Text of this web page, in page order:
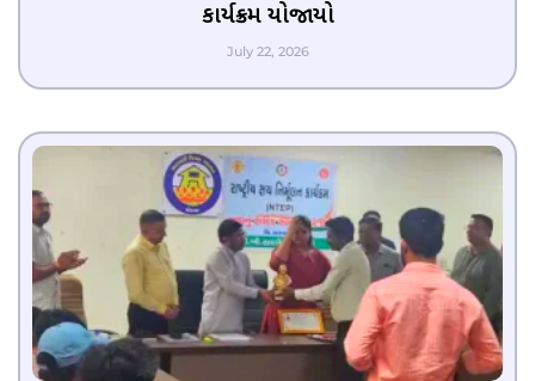
કાર્યક્રમ યોજાયો
July 22, 2026